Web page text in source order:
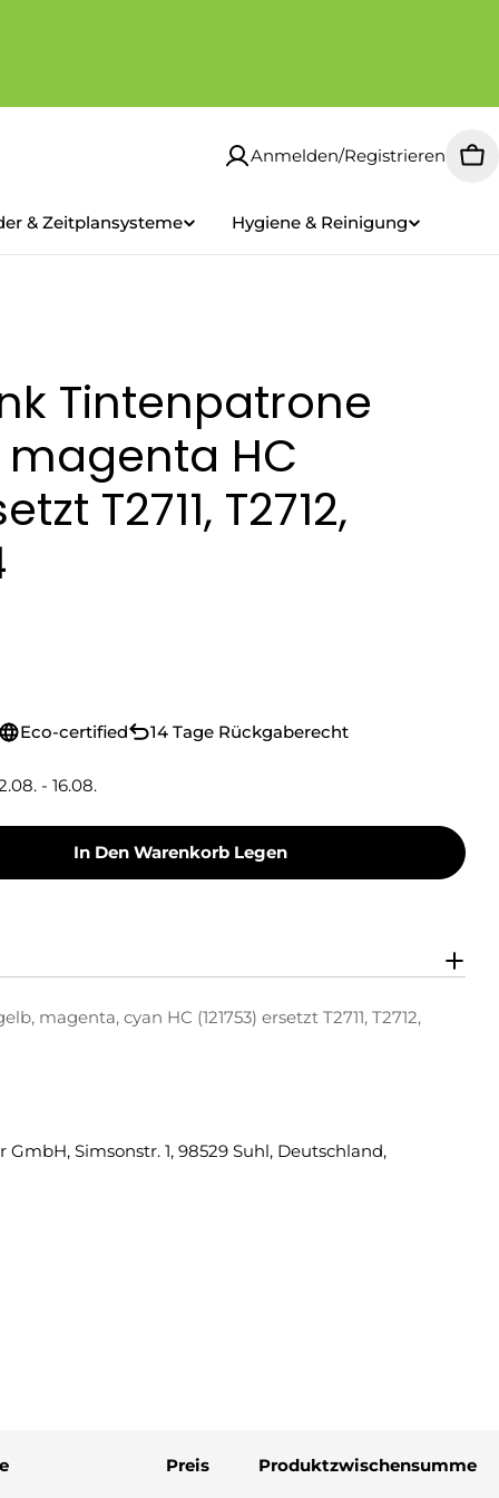
Anmelden/Registrieren
& Zeitplansysteme Hygiene & Reinigung
Tintenpatrone
HC
T2711, T2712,
Eco-certified 14 Tage Rückgaberecht
- 16.08.
Tintenpatrone Gelb, Cyan, Magenta HC
Green Ink Tintenpatrone Gelb, Cyan, Magenta
In Den Warenkorb Legen
Ihr
magenta, cyan HC (121753) ersetzt T2711, T2712,
GmbH, Simsonstr. 1, 98529 Suhl, Deutschland,
Preis Produktzwischensumme